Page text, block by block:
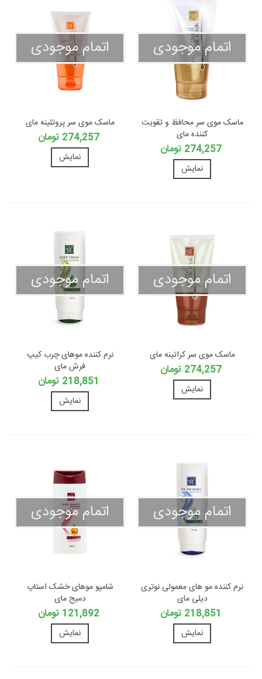
اتمام موجودی
ماسک موی سر محافظ و تقویت
کننده مای
274,257 تومان
نمایش
اتمام موجودی
ماسک موی سر پروتئینه مای
274,257 تومان
نمایش
اتمام موجودی
ماسک موی سر کراتینه مای
274,257 تومان
نمایش
اتمام موجودی
نرم کننده موهای چرب کیپ
فرش مای
218,851 تومان
نمایش
اتمام موجودی
نرم کننده مو های معمولی نوتری
دیلی مای
218,851 تومان
نمایش
اتمام موجودی
شامپو موهای خشک استاپ
دمیج مای
121,892 تومان
نمایش